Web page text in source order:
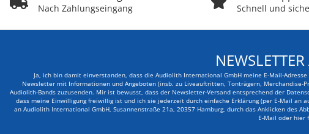
Nach Zahlungseingang Schnell und
Ja, ich bin damit einverstanden, dass die Audiolith International GmbH meine E-Mail-
Newsletter mit Informationen und Angeboten (insb. zu Liveauftritten, Tonträgern, Merchandise-
Audiolith-Bands zuzusenden. Mir ist bewusst, dass der Newsletter-Versand entsprechend der
dass meine Einwilligung freiwillig ist und ich sie jederzeit durch einfache Erklärung (per E-Mail an
an Audiolith International GmbH, Susannenstraße 21a, 20357 Hamburg, durch das Anklicken des
E-Mail oder hier